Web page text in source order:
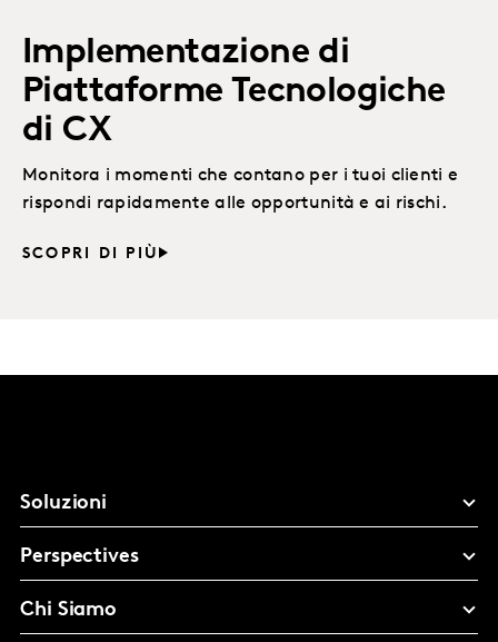
Implementazione di
Piattaforme Tecnologiche
di CX
Monitora i momenti che contano per i tuoi clienti e
rispondi rapidamente alle opportunità e ai rischi.
SCOPRI DI PIÙ
Soluzioni
Perspectives
Chi Siamo